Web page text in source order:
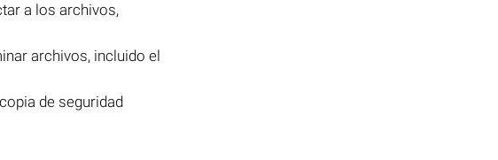
a los archivos,
archivos, incluido el
de seguridad